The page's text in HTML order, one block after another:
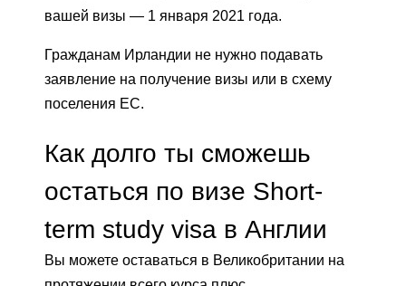
вашей визы — 1 января 2021 года.
Гражданам Ирландии не нужно подавать
заявление на получение визы или в схему
поселения ЕС.
Как долго ты сможешь
остаться по визе Short-
term study visa в Англии
Вы можете оставаться в Великобритании на